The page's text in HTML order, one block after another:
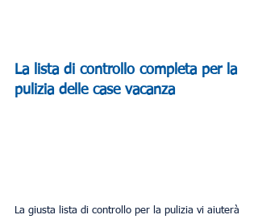
La lista di controllo completa per la
pulizia delle case vacanza
La giusta lista di controllo per la pulizia vi aiuterà